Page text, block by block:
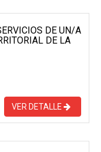
DE UN/A
DE LA
VER DETALLE